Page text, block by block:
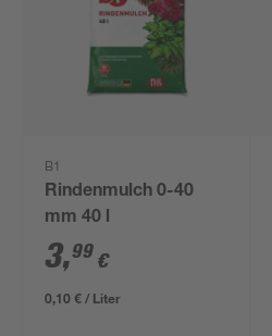
B1
Rindenmulch 0-40
mm 40 l
3,99 €
0,10 € / Liter